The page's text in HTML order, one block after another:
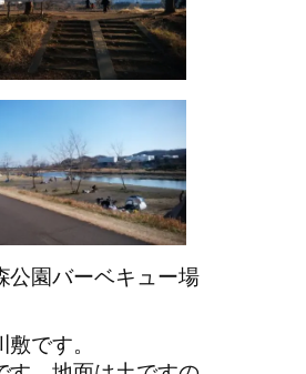
公園バーベキュー場
です。